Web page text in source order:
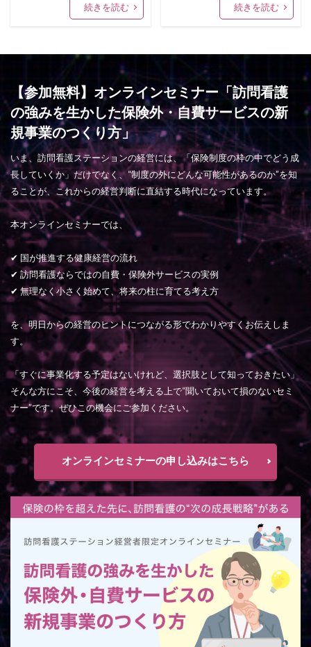
続きを読む 続きを読む
【参加無料】オンラインセミナー「訪問看護
の強みを生かした保険外・自費サービスの新
規事業のつくり方」
いま、訪問看護ステーションの経営には、「保険制度の枠の中でどう成
長していくか」だけでなく、“制度の外にどんな可能性があるのか”を知
ることが、これからの経営判断に直結する時代になっています。
本オンラインセミナーでは、
✔ 国が推進する健康経営の流れ
✔ 訪問看護ならではの自費・保険外サービスの実例
✔ 無理なく小さく始めて、将来の柱に育てる考え方
を、明日からの経営のヒントにつながる形でわかりやすくお伝えしま
す。
「すぐに事業化する予定はないけれど、選択肢として知っておきたい」
そんな方にこそ、今後の経営を考える上で“聞いておいて損のないセミ
ナー”です。ぜひこの機会にご参加ください。
オンラインセミナーの申し込みはこちら